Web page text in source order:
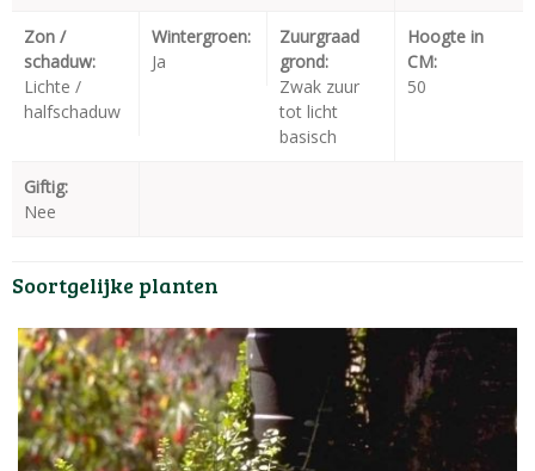
Zon /
schaduw:
Lichte /
halfschaduw
Wintergroen:
Ja
Zuurgraad
grond:
Zwak zuur
tot licht
basisch
Hoogte in
CM:
50
Giftig:
Nee
Soortgelijke planten